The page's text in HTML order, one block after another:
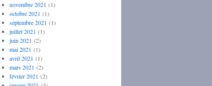
novembre 2021 (1)
octobre 2021 (1)
septembre 2021 (1)
juillet 2021 (1)
juin 2021 (2)
mai 2021 (1)
avril 2021 (1)
mars 2021 (2)
février 2021 (2)